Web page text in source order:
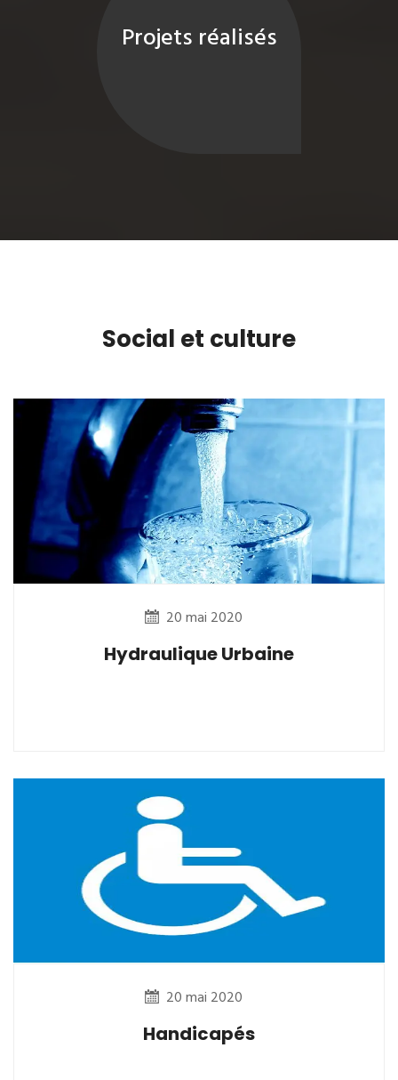
Projets réalisés
Social et culture
20 mai 2020
Hydraulique Urbaine
20 mai 2020
Handicapés